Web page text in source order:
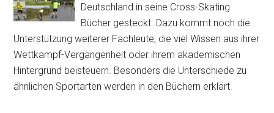
Deutschland in seine Cross-Skating
Bücher gesteckt. Dazu kommt noch die
Unterstützung weiterer Fachleute, die viel Wissen aus ihrer
Wettkampf-Vergangenheit oder ihrem akademischen
Hintergrund beisteuern. Besonders die Unterschiede zu
ähnlichen Sportarten werden in den Büchern erklärt.